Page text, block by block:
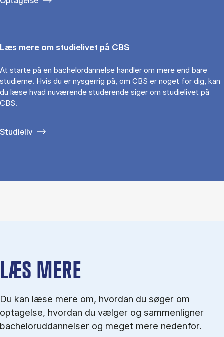
Læs mere om studielivet på CBS
At starte på en bachelordannelse handler om mere end bare
studierne. Hvis du er nysgerrig på, om CBS er noget for dig, kan
du læse hvad nuværende studerende siger om studielivet på
CBS.
Studieliv
LÆS MERE
Du kan læse mere om, hvordan du søger om
optagelse, hvordan du vælger og sammenligner
bacheloruddannelser og meget mere nedenfor.